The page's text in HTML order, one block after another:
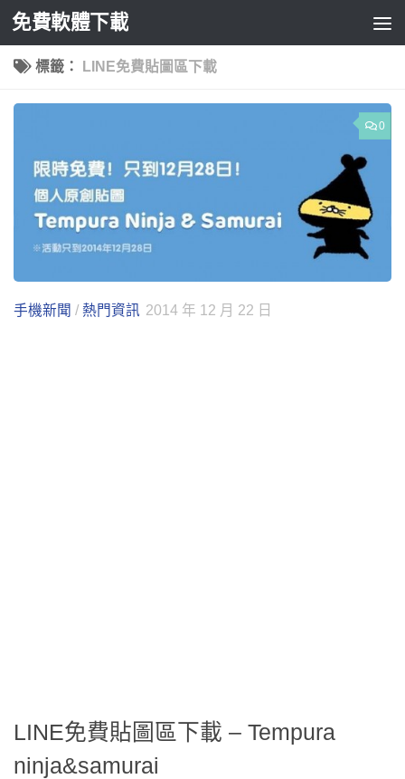
Skip to content
免費軟體下載
標籤： LINE免費貼圖區下載
0
手機新聞 / 熱門資訊 2014 年 12 月 22 日
LINE免費貼圖區下載 – Tempura
ninja&samurai